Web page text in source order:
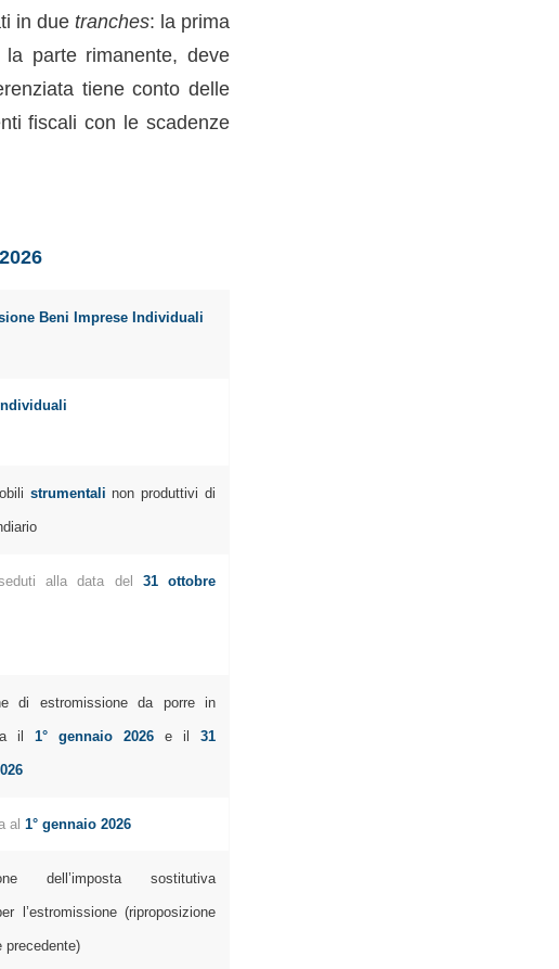
in due tranches: la prima
parte rimanente, deve
tiene conto delle
fiscali con le scadenze
Beni Imprese Individuali
strumentali non produttivi di
alla data del 31 ottobre
di estromissione da porre in
il 1° gennaio 2026e il 31
al 1° gennaio 2026
dell’imposta sostitutiva
l’estromissione (riproposizione
precedente)